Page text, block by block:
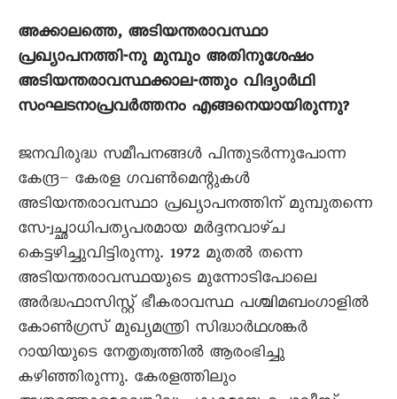
അക്കാലത്തെ, അടിയന്തരാവസ്ഥാ
പ്രഖ്യാപനത്തി-നു മുമ്പും അതിനുശേഷം
അടിയന്തരാവസ്ഥക്കാല-ത്തും വിദ്യാർഥി
സംഘടനാപ്രവർത്തനം എങ്ങനെയായിരുന്നു?
ജനവിരുദ്ധ സമീപനങ്ങൾ പിന്തുടർന്നുപോന്ന
കേന്ദ്ര– കേരള ഗവൺമെന്റുകൾ
അടിയന്തരാവസ്ഥാ പ്രഖ്യാപനത്തിന് മുമ്പുതന്നെ
സേ-്വച്ഛാധിപത്യപരമായ മർദ്ദനവാഴ്ച
കെട്ടഴിച്ചുവിട്ടിരുന്നു. 1972 മുതൽ തന്നെ
അടിയന്തരാവസ്ഥയുടെ മുന്നോടിപോലെ
അർദ്ധഫാസിസ്റ്റ് ഭീകരാവസ്ഥ പശ്ചിമബംഗാളിൽ
കോൺഗ്രസ് മുഖ്യമന്ത്രി സിദ്ധാർഥശങ്കർ
റായിയുടെ നേതൃത്വത്തിൽ ആരംഭിച്ചു
കഴിഞ്ഞിരുന്നു. കേരളത്തിലും